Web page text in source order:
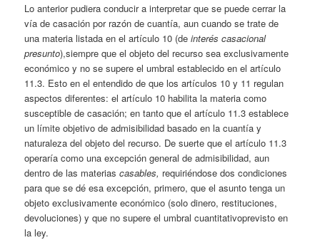
Lo anterior pudiera conducir a interpretar que se puede cerrar la
vía de casación por razón de cuantía, aun cuando se trate de
una materia listada en el artículo 10 (deinterés casacional
presunto),siempre que el objeto del recurso sea exclusivamente
económico y no se supere el umbral establecido en el artículo
11.3. Esto en el entendido de que los artículos 10 y 11 regulan
aspectos diferentes: el artículo 10 habilita la materia como
susceptible de casación; en tanto que el artículo 11.3 establece
un límite objetivo de admisibilidad basado en la cuantía y
naturaleza del objeto del recurso. De suerte que el artículo 11.3
operaría como una excepción general de admisibilidad, aun
dentro de las materiascasables, requiriéndose dos condiciones
para que se dé esa excepción, primero, que el asunto tenga un
objeto exclusivamente económico (solo dinero, restituciones,
devoluciones) y que no supere el umbral cuantitativoprevisto en
la ley.